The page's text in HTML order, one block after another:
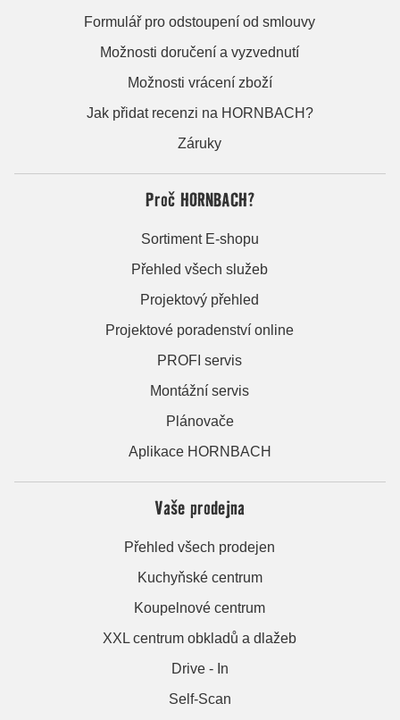
Formulář pro odstoupení od smlouvy
Možnosti doručení a vyzvednutí
Možnosti vrácení zboží
Jak přidat recenzi na HORNBACH?
Záruky
Proč HORNBACH?
Sortiment E-shopu
Přehled všech služeb
Projektový přehled
Projektové poradenství online
PROFI servis
Montážní servis
Plánovače
Aplikace HORNBACH
Vaše prodejna
Přehled všech prodejen
Kuchyňské centrum
Koupelnové centrum
XXL centrum obkladů a dlažeb
Drive - In
Self-Scan